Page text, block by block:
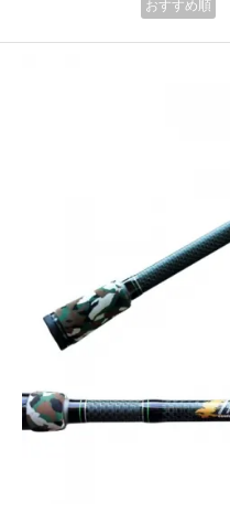
おすすめ順